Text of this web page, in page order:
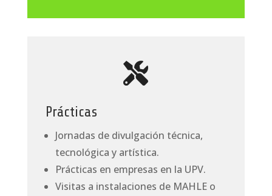

Prácticas
Jornadas de divulgación técnica,
tecnológica y artística.
Prácticas en empresas en la UPV.
Visitas a instalaciones de MAHLE o